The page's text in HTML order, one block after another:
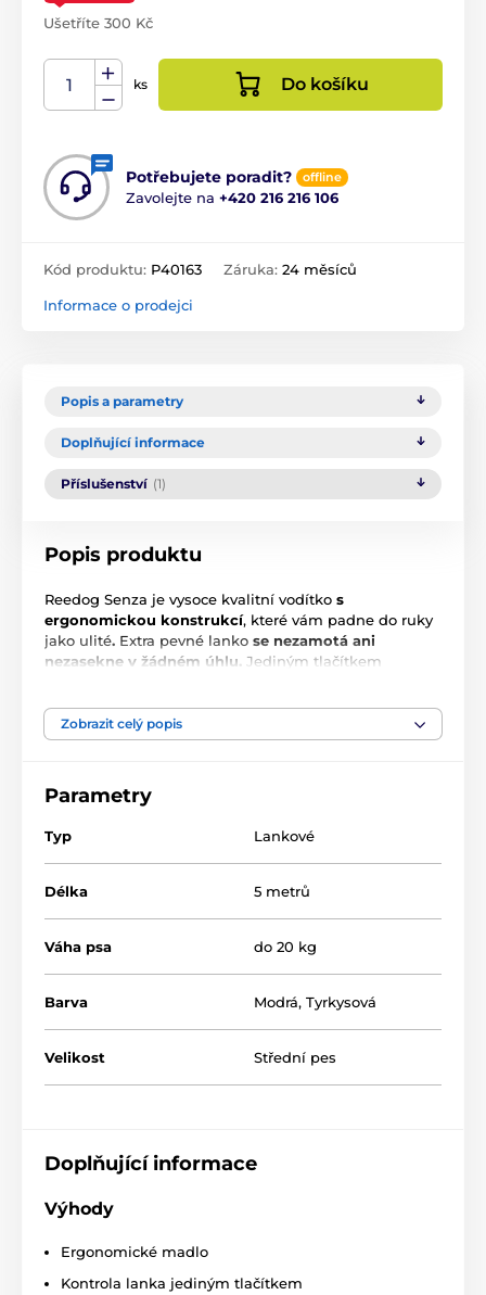
Ušetříte 300 Kč
ks Do košíku
Potřebujete poradit? offline
Zavolejte na +420 216 216 106
Kód produktu: P40163 Záruka: 24 měsíců
Informace o prodejci
Popis a parametry
Doplňující informace
Příslušenství (1)
Popis produktu
Reedog Senza je vysoce kvalitní vodítko s
ergonomickou konstrukcí, které vám padne do ruky
jako ulité. Extra pevné lanko se nezamotá ani
nezasekne v žádném úhlu. Jediným tlačítkem
pohodlné a snadné zacházení
kontrolu. Kdo má psa ví, že rychlá reakce často
vycházce.
Když se v jediném produktu setká kvalita s moderní
originální i praktický je proto i design vodítka
velikostech, ale i v šesti barevných variantách.
Zobrazit celý popis
Parametry
Typ Lankové
Délka 5 metrů
Váha psa do 20 kg
Barva Modrá, Tyrkysová
Velikost Střední pes
Doplňující informace
Výhody
Ergonomické madlo
Kontrola lanka jediným tlačítkem